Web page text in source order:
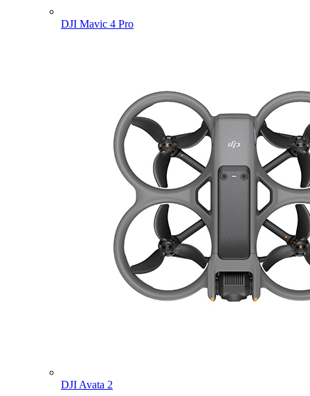
DJI Mavic 4 Pro
DJI Avata 2